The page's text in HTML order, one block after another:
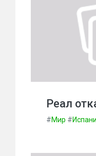
Реал
#Мир #